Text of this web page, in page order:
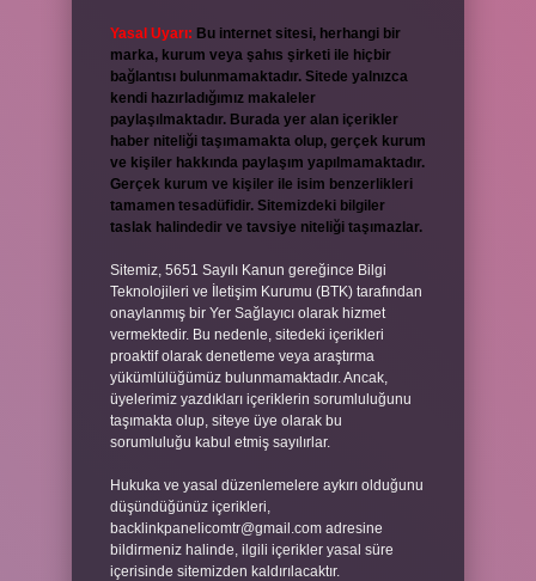
Yasal Uyarı: Bu internet sitesi, herhangi bir
marka, kurum veya şahıs şirketi ile hiçbir
bağlantısı bulunmamaktadır. Sitede yalnızca
kendi hazırladığımız makaleler
paylaşılmaktadır. Burada yer alan içerikler
haber niteliği taşımamakta olup, gerçek kurum
ve kişiler hakkında paylaşım yapılmamaktadır.
Gerçek kurum ve kişiler ile isim benzerlikleri
tamamen tesadüfidir. Sitemizdeki bilgiler
taslak halindedir ve tavsiye niteliği taşımazlar.
Sitemiz, 5651 Sayılı Kanun gereğince Bilgi
Teknolojileri ve İletişim Kurumu (BTK) tarafından
onaylanmış bir Yer Sağlayıcı olarak hizmet
vermektedir. Bu nedenle, sitedeki içerikleri
proaktif olarak denetleme veya araştırma
yükümlülüğümüz bulunmamaktadır. Ancak,
üyelerimiz yazdıkları içeriklerin sorumluluğunu
taşımakta olup, siteye üye olarak bu
sorumluluğu kabul etmiş sayılırlar.
Hukuka ve yasal düzenlemelere aykırı olduğunu
düşündüğünüz içerikleri,
backlinkpanelicomtr@gmail.com adresine
bildirmeniz halinde, ilgili içerikler yasal süre
içerisinde sitemizden kaldırılacaktır.